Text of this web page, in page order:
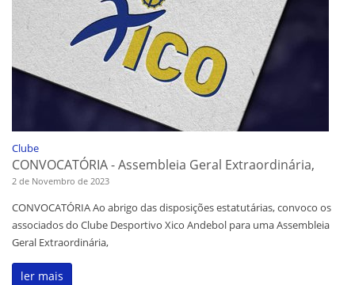
Clube
CONVOCATÓRIA - Assembleia Geral Extraordinária,
2 de Novembro de 2023
CONVOCATÓRIA Ao abrigo das disposições estatutárias, convoco os
associados do Clube Desportivo Xico Andebol para uma Assembleia
Geral Extraordinária,
ler mais